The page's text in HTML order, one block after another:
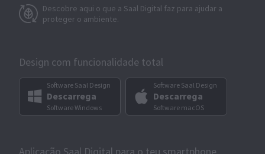
Descobre aqui o que a Saal Digital faz para ajudar a
proteger o ambiente.
Design com funcionalidade total
Software Saal Design
Descarrega
Software Windows
Software Saal Design
Descarrega
Software macOS